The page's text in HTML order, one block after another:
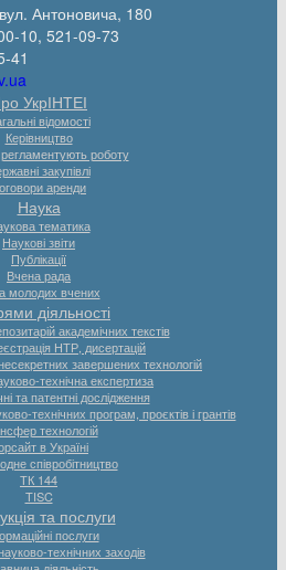
Антоновича, 180
521-09-73
41
УкрІНТЕІ
відомості
Керівництво
роботу
закупівлі
аренди
Наука
тематика
Наукові звіти
Публікації
Вчена рада
молодих вчених
діяльності
академічних текстів
НТР, дисертацій
завершених технологій
технічна експертиза
та патентні дослідження
технічних програм, проєктів і грантів
технологій
в Україні
співробітництво
ТК 144
TISC
та послуги
послуги
технічних заходів